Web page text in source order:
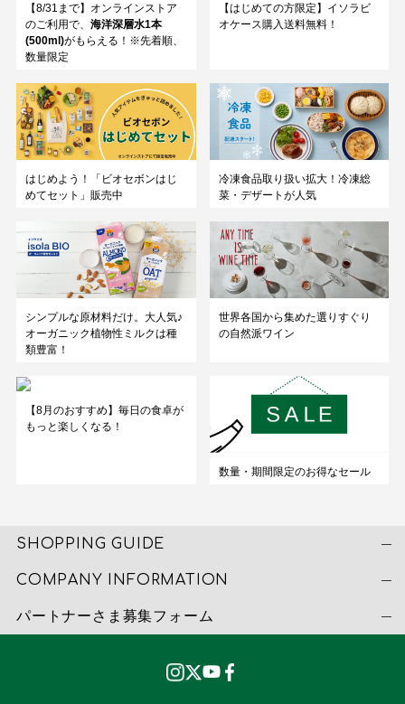
【8/31まで】オンラインストア
のご利用で、 海洋深層水1本
(500ml)がもらえる！※先着順、
数量限定
【はじめての方限定】イソラビ
オケース購入送料無料！
はじめよう！「ビオセボンはじ
めてセット」販売中
冷凍食品取り扱い拡大！冷凍総
菜・デザートが人気
シンプルな原材料だけ。大人気♪
オーガニック植物性ミルクは種
類豊富！
世界各国から集めた選りすぐり
の自然派ワイン
【8月のおすすめ】毎日の食卓が
もっと楽しくなる！
数量・期間限定のお得なセール
SHOPPING GUIDE
COMPANY INFORMATION
パートナーさま募集フォーム